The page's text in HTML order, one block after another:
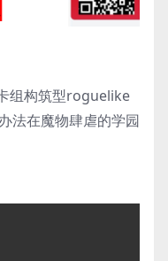
组构筑型roguelike
法在魔物肆虐的学园